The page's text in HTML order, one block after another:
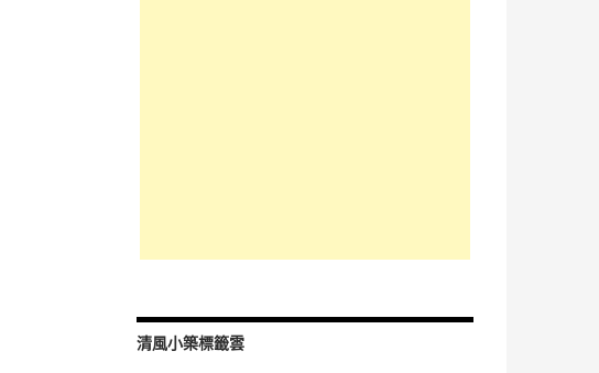
清風小築標籤雲